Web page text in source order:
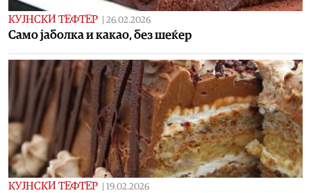
КУЈНСКИ ТЕФТЕР 26.02.2026
Само јаболка и какао, без шеќер
КУЈНСКИ ТЕФТЕР 19.02.2026